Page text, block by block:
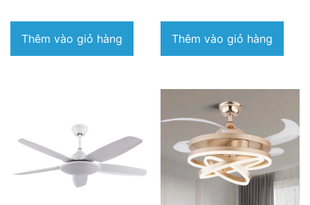
Thêm vào giỏ hàng Thêm vào giỏ hàng